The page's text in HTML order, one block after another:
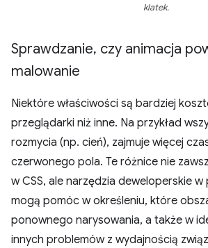
klatek.
Sprawdzanie, czy animacja
malowanie
Niektóre właściwości są bardziej
przeglądarki niż inne. Na przykład
rozmycia (np. cień), zajmuje więcej
czerwonego pola. Te różnice nie
w CSS, ale narzędzia deweloperskie
mogą pomóc w określeniu, które
ponownego narysowania, a także w
innych problemów z wydajnością